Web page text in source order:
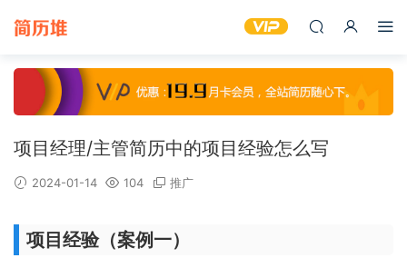
项目经理/主管简历中的项目经验怎么写
2024-01-14 104 推广
项目经验（案例一）